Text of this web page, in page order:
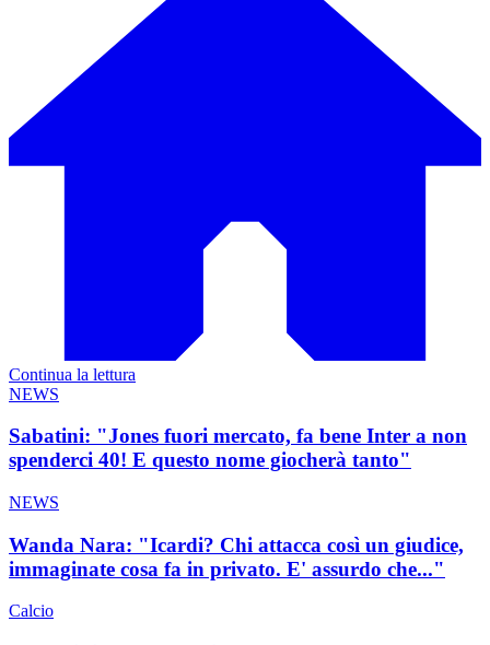
Continua la lettura
NEWS
Sabatini: "Jones fuori mercato, fa bene Inter a non
spenderci 40! E questo nome giocherà tanto"
NEWS
Wanda Nara: "Icardi? Chi attacca così un giudice,
immaginate cosa fa in privato. E' assurdo che..."
Calcio